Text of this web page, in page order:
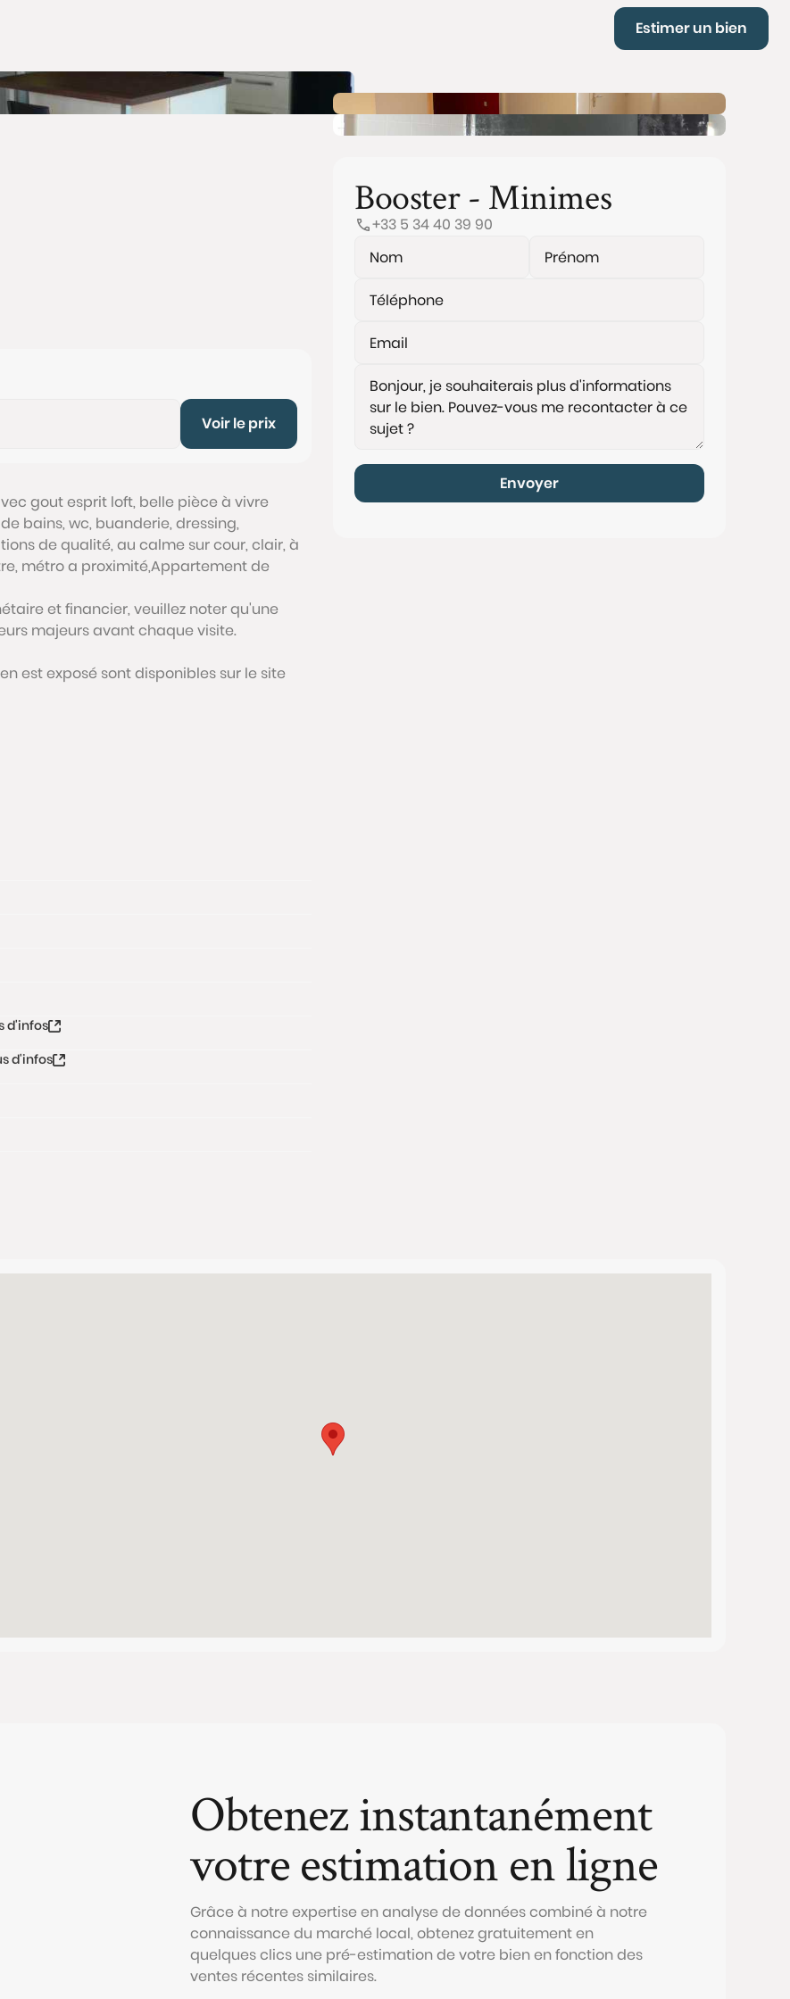
Estimer un bien
Voir le prix
gout esprit loft, belle pièce à vivre
bains, wc, buanderie, dressing,
de qualité, au calme sur cour, clair, à
métro a proximité,Appartement de
et financier, veuillez noter qu'une
majeurs avant chaque visite.
est exposé sont disponibles sur le site
d'infos
d'infos
Booster - Minimes
+33 5 34 40 39 90
Envoyer
Obtenez instantanément
votre estimation en ligne
Grâce à notre expertise en analyse de données combiné à notre
connaissance du marché local, obtenez gratuitement en
quelques clics une pré-estimation de votre bien en fonction des
ventes récentes similaires.